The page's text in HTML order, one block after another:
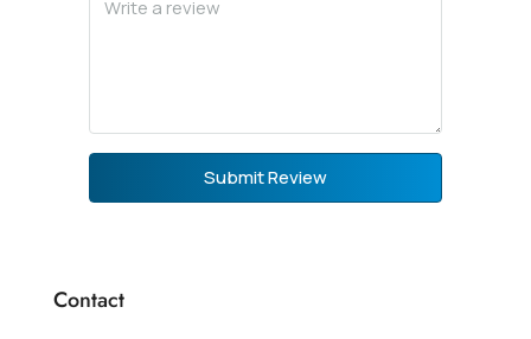
Submit Review
Contact